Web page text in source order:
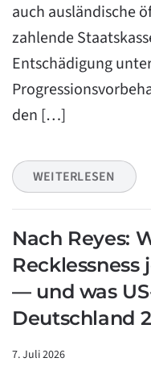
auch ausländische
zahlende
Entschädigung
den […]
WEITERLESEN
Nach Reyes:
— und was
Deutschland
7. Juli 2026